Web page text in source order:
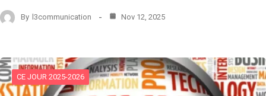
By l3communication Nov 12, 2025
CE JOUR 2025-2026